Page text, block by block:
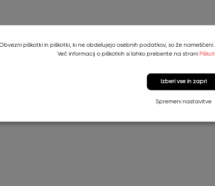
piškotki in piškotki, ki ne obdelujejo osebnih podatkov, so že
Več informacij o piškotkih si lahko preberite na strani
Spremeni nastavitve
Izberi vse in zapri